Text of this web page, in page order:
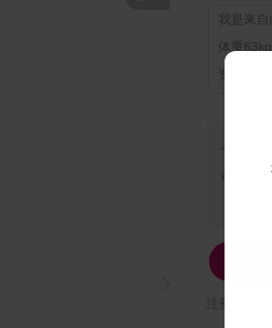
我是来
体重
资3~5千
个人独白
走路